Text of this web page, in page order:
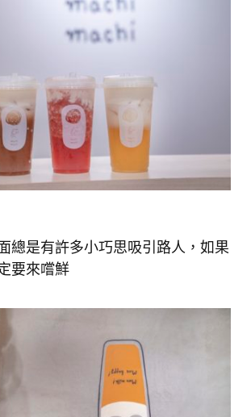
總是有許多小巧思吸引路人，如果
要來嚐鮮